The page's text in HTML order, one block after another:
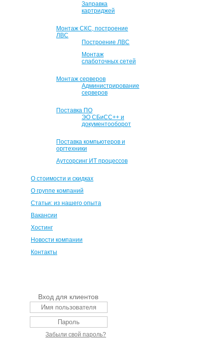
Заправка
картриджей
Монтаж СКС, построение
ЛВС
Построение ЛВС
Монтаж
слаботочных сетей
Монтаж серверов
Администрирование
серверов
Поставка ПО
ЭО СБиСС++ и
документооборот
Поставка компьютеров и
оргтехники
Аутсорсинг ИТ процессов
О стоимости и скидках
О группе компаний
Статьи: из нашего опыта
Вакансии
Хостинг
Новости компании
Контакты
Вход для клиентов
Забыли свой пароль?